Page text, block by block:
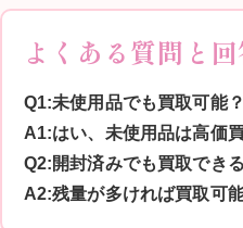
よくある質問と
Q1:未使用品でも買取可能？
A1:はい、未使用品は高価
Q2:開封済みでも買取でき
A2:残量が多ければ買取可